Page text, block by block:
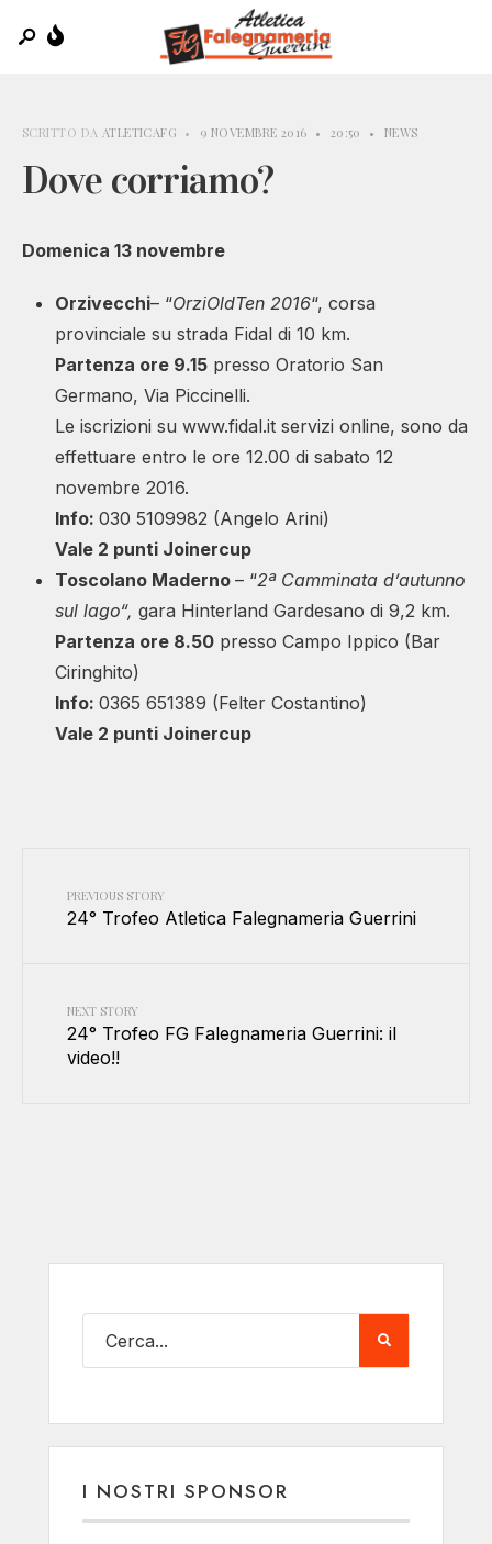
SCRITTO DA ATLETICAFG • 9 NOVEMBRE 2016 • 20:50 • NEWS
Dove corriamo?
Domenica 13 novembre
Orzivecchi– “OrziOldTen 2016“, corsa
provinciale su strada Fidal di 10 km.
Partenza ore 9.15 presso Oratorio San
Germano, Via Piccinelli.
Le iscrizioni su www.fidal.it servizi online, sono da
effettuare entro le ore 12.00 di sabato 12
novembre 2016.
Info: 030 5109982 (Angelo Arini)
Vale 2 punti Joinercup
Toscolano Maderno – “2ª Camminata d’autunno
sul lago“, gara Hinterland Gardesano di 9,2 km.
Partenza ore 8.50 presso Campo Ippico (Bar
Ciringhito)
Info: 0365 651389 (Felter Costantino)
Vale 2 punti Joinercup
PREVIOUS STORY
24° Trofeo Atletica Falegnameria Guerrini
NEXT STORY
24° Trofeo FG Falegnameria Guerrini: il
video!!
I NOSTRI SPONSOR